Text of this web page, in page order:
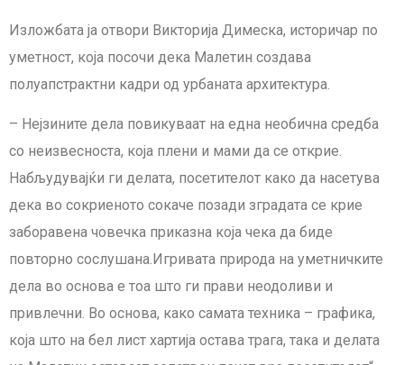
Изложбата ја отвори Викторија Димеска, историчар по
уметност, која посочи дека Малетин создава
полуапстрактни кадри од урбаната архитектура.
– Нејзините дела повикуваат на една необична средба
со неизвесноста, која плени и мами да се открие.
Набљудувајќи ги делата, посетителот како да насетува
дека во сокриеното сокаче позади зградата се крие
заборавена човечка приказна која чека да биде
повторно сослушана.Игривата природа на уметничките
дела во основа е тоа што ги прави неодоливи и
привлечни. Во основа, како самата техника – графика,
која што на бел лист хартија остава трага, така и делата